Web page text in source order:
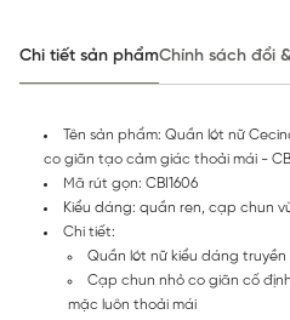
Chi tiết sản phẩmChính sách đổi
Tên sản phẩm: Quần lót nữ
co giãn tạo cảm giác thoải mái -
Mã rút gọn: CBI1606
Kiểu dáng: quần ren, cạp chun
Chi tiết:
Quần lót nữ kiểu dáng
Cạp chun nhỏ co giãn cố
mặc luôn thoải mái